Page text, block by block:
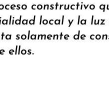
constructivo
local y la
solamente de
ellos.